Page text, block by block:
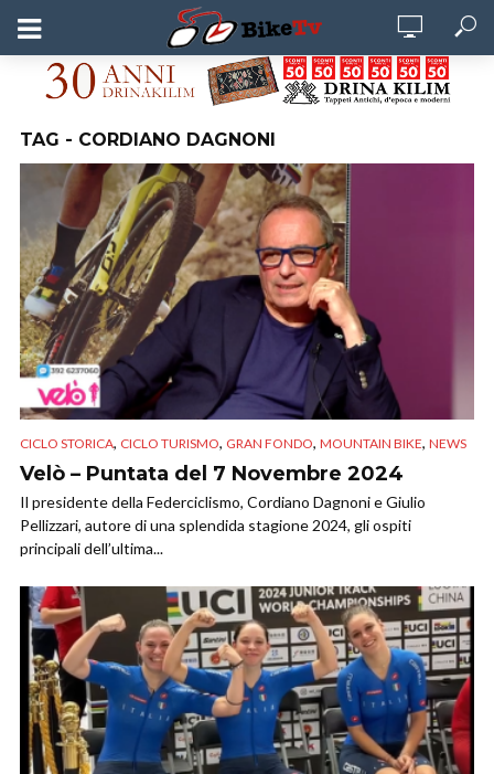
TAG - CORDIANO DAGNONI
CICLO STORICA, CICLO TURISMO, GRAN FONDO, MOUNTAIN BIKE, NEWS
Velò – Puntata del 7 Novembre 2024
Il presidente della Federciclismo, Cordiano Dagnoni e Giulio
Pellizzari, autore di una splendida stagione 2024, gli ospiti
principali dell’ultima...